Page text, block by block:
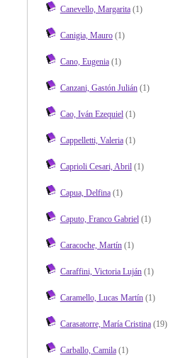
Canevello, Margarita(1)
Canigia, Mauro(1)
Cano, Eugenia(1)
Canzani, Gastón Julián(1)
Cao, Iván Ezequiel(1)
Cappelletti, Valeria(1)
Caprioli Cesari, Abril(1)
Capua, Delfina(1)
Caputo, Franco Gabriel(1)
Caracoche, Martín(1)
Caraffini, Victoria Luján(1)
Caramello, Lucas Martín(1)
Carasatorre, María Cristina(19)
Carballo, Camila(1)